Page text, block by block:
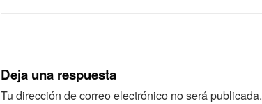
Deja una respuesta
Tu dirección de correo electrónico no será publicada.